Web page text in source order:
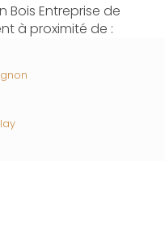
Bois Entreprise de
à proximité de :